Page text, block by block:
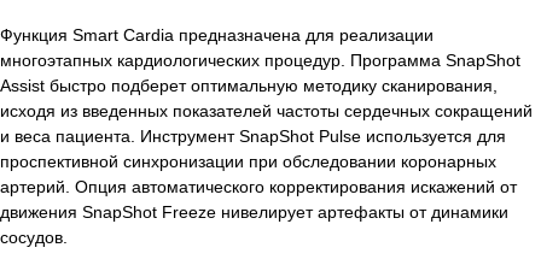
Функция Smart Cardia предназначена для реализации
многоэтапных кардиологических процедур. Программа SnapShot
Assist быстро подберет оптимальную методику сканирования,
исходя из введенных показателей частоты сердечных сокращений
и веса пациента. Инструмент SnapShot Pulse используется для
проспективной синхронизации при обследовании коронарных
артерий. Опция автоматического корректирования искажений от
движения SnapShot Freeze нивелирует артефакты от динамики
сосудов.